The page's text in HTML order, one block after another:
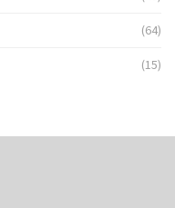
(64)
(15)